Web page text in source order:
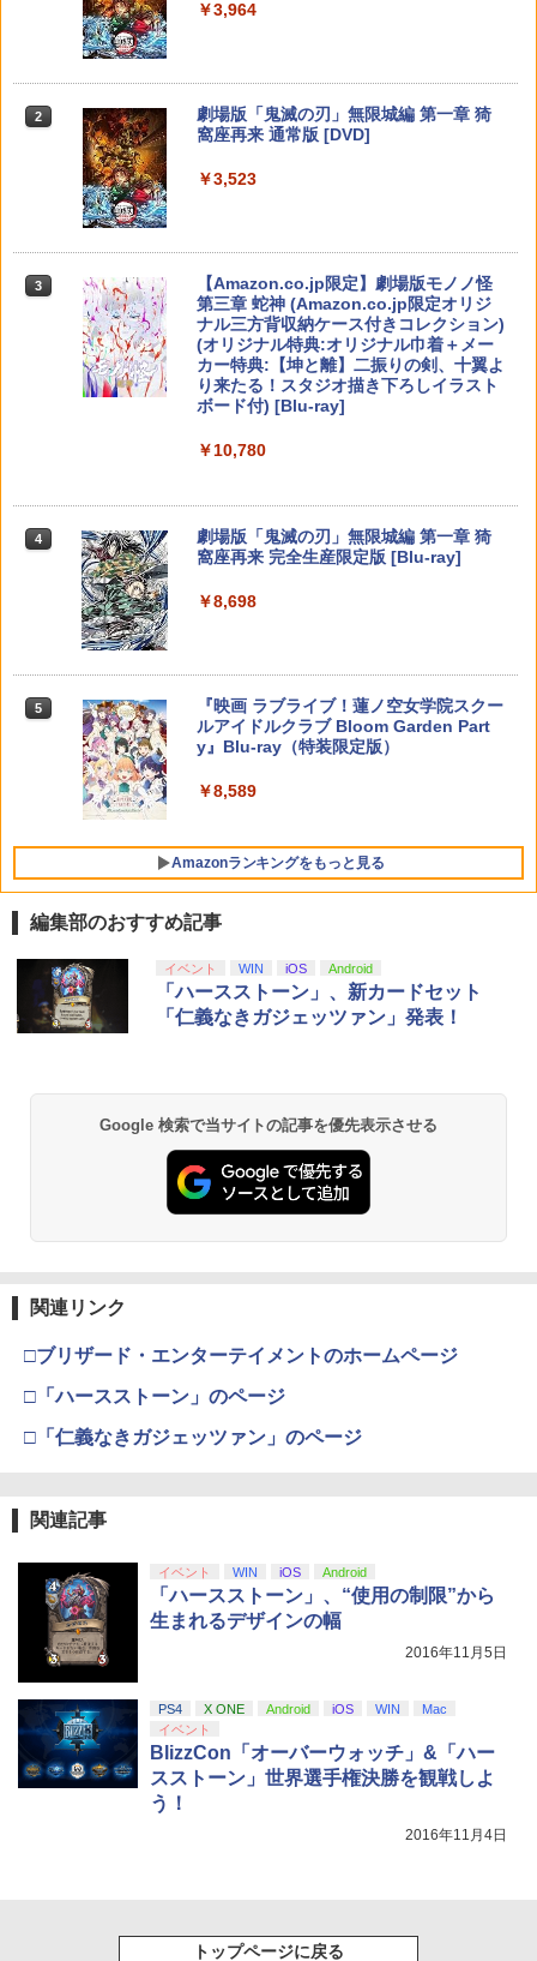
￥1,580
【全品ポイント10倍！要エントリー】
【期間限定セール】SG-1000/SC-3000シ
リーズ SG-1000/SC-3000シリーズ オー
【中古】
￥2,650
＆デビルスター（カービィのエアライダ
￥3,800
ション[Blu-ray]【返品種別A】
￥6,050
y】 [ 岡咲美保 ]
￥7,722
【楽天ブックス限定抽選特典】迷宮のし
おり（特装限定版）【Blu-ray】(抽選で
豪華賞品が当たる！) [ SUZUKA ]
5
【楽天ブックス限定配送BOX】【楽天ブ
ックス限定先着特典+先着特典】劇場版
「鬼滅の刃」無限城編 第一章 猗窩座再
来(完全生産限定版)【Blu-ray】(かるた
￥11,000
￥5,832
2 Nintendo Switch 2(日本語・国内専用)
3 スプラトゥーン レイダース -Switch2
￥6,445
ニンテンドープリペイド番号 9000円|オ
ンラインコード版
￥9,000
ニンテンドープリペイド番号 5000円|オ
ンラインコード版
2
Beast of Reincarnation -PS5 【特典】
プロダクトコード 封入
￥7,286
3
【純正品】ディスクドライブ(CFI-ZDD1
J) PlayStation 5
￥11,849
トローラー ミッドナイト ブラック(CFI-
【純正品】DualSense ワイヤレスコン
￥10,737
￥8,300
ラー (ロボット ホワイト)
3
【純正品】Xbox ワイヤレス コントロー
￥8,020
【純正品】Xbox 充電式バッテリー + US
B-C ケーブル
￥2,618
【純正品】Xbox Elite ワイヤレス コン
イト)
￥3,964
2
劇場版「鬼滅の刃」無限城編 第一章 猗
窩座再来 通常版 [DVD]
￥3,523
3
【Amazon.co.jp限定】劇場版モノノ怪
第三章 蛇神 (Amazon.co.jp限定オリジ
ナル三方背収納ケース付きコレクション)
(オリジナル特典:オリジナル巾着＋メー
カー特典:【坤と離】二振りの剣、十翼よ
り来たる！スタジオ描き下ろしイラスト
ボード付) [Blu-ray]
￥10,780
4
劇場版「鬼滅の刃」無限城編 第一章 猗
窩座再来 完全生産限定版 [Blu-ray]
￥8,698
5
『映画 ラブライブ！蓮ノ空女学院スクー
ルアイドルクラブ Bloom Garden Part
y』Blu-ray（特装限定版）
￥8,589
Amazonランキングをもっと見る
編集部のおすすめ記事
イベント WIN iOS Android
「ハースストーン」、新カードセット
「仁義なきガジェッツァン」発表！
Google 検索で当サイトの記事を優先表示させる
関連リンク
□ブリザード・エンターテイメントのホームページ
□「ハースストーン」のページ
□「仁義なきガジェッツァン」のページ
関連記事
イベント WIN iOS Android
「ハースストーン」、“使用の制限”から
生まれるデザインの幅
2016年11月5日
PS4 X ONE Android iOS WIN
Mac
イベント
BlizzCon「オーバーウォッチ」&「ハー
スストーン」世界選手権決勝を観戦しよ
う！
2016年11月4日
トップページに戻る